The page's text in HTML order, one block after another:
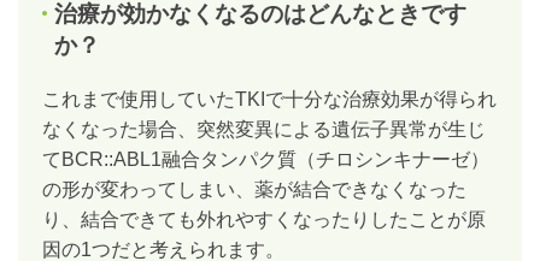
治療が効かなくなるのはどんなときです
か？
これまで使用していたTKIで十分な治療効果が得られ
なくなった場合、突然変異による遺伝子異常が生じ
てBCR::ABL1融合タンパク質（チロシンキナーゼ）
の形が変わってしまい、薬が結合できなくなった
り、結合できても外れやすくなったりしたことが原
因の1つだと考えられます。